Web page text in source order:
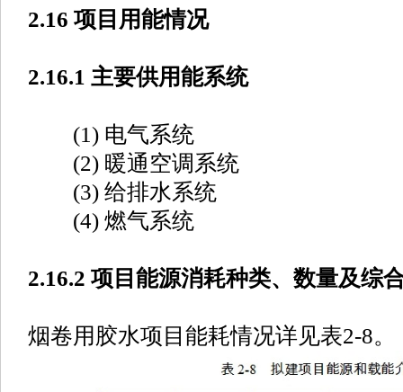
2.16 项目用能情况
2.16.1 主要供用能系统
(1) 电气系统
(2) 暖通空调系统
(3) 给排水系统
(4) 燃气系统
2.16.2 项目能源消耗种类、数量及综
烟卷用胶水项目能耗情况详见表2-8。